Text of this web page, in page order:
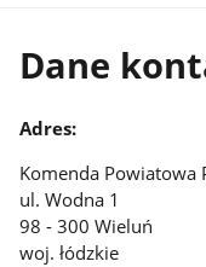
Dane
Adres:
Komenda Powiatowa
ul. Wodna 1
98 - 300 Wieluń
woj. łódzkie